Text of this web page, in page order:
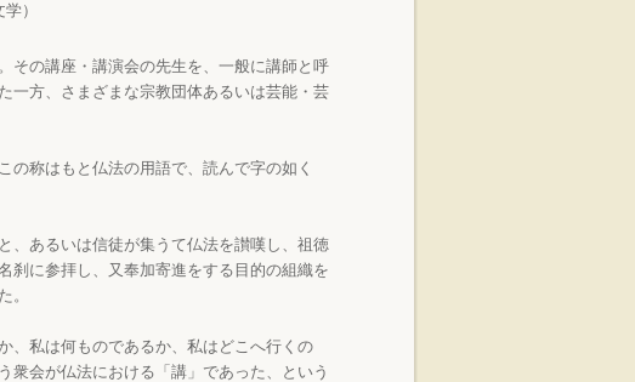
）
その講座・講演会の先生を、一般に講師と呼
一方、さまざまな宗教団体あるいは芸能・芸
称はもと仏法の用語で、読んで字の如く
、あるいは信徒が集うて仏法を讃嘆し、祖徳
刹に参拝し、又奉加寄進をする目的の組織を
。
、私は何ものであるか、私はどこへ行くの
衆会が仏法における「講」であった、という